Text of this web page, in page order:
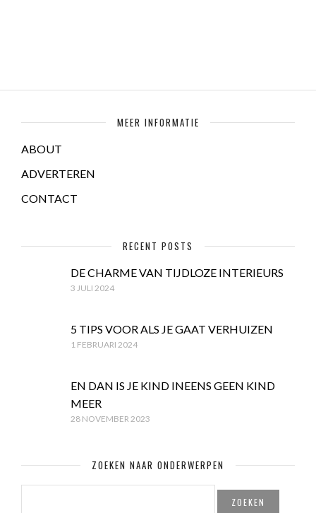
MEER INFORMATIE
ABOUT
ADVERTEREN
CONTACT
RECENT POSTS
DE CHARME VAN TIJDLOZE INTERIEURS
3 JULI 2024
5 TIPS VOOR ALS JE GAAT VERHUIZEN
1 FEBRUARI 2024
EN DAN IS JE KIND INEENS GEEN KIND
MEER
28 NOVEMBER 2023
ZOEKEN NAAR ONDERWERPEN
ZOEKEN